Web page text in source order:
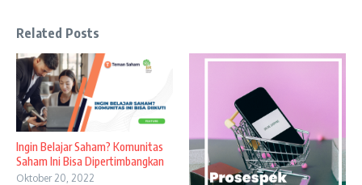
Related Posts
Ingin Belajar Saham? Komunitas
Saham Ini Bisa Dipertimbangkan
Oktober 20, 2022